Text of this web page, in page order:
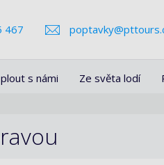
467
s námi Ze světa lodí